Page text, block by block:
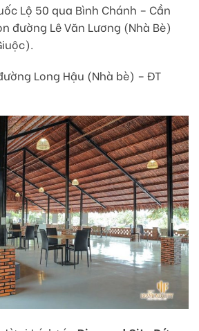
Lộ 50 qua Bình Chánh – Cần
đường Lê Văn Lương (Nhà Bè)
Long Hậu (Nhà bè) – ĐT